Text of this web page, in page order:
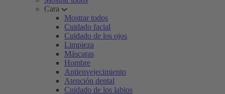
Cara
Mostrar todos
Cuidado facial
Cuidado de los ojos
Limpieza
Máscaras
Hombre
Antienvejecimiento
Atención dental
Cuidado de los labios